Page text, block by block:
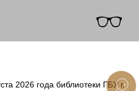
2026 года библиотеки ГБУ г.